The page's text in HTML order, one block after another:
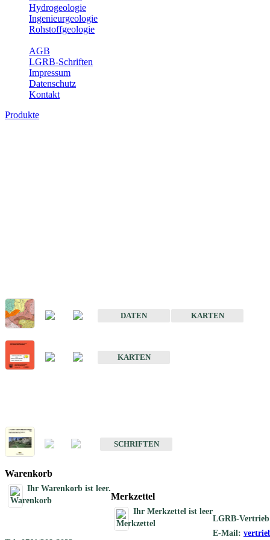
Hydrogeologie
Ingenieurgeologie
Rohstoffgeologie
AGB
LGRB-Schriften
Impressum
Datenschutz
Kontakt
Produkte
DATEN
KARTEN
KARTEN
SCHRIFTEN
Warenkorb
Ihr Warenkorb ist leer.
Merkzettel
Ihr Merkzettel ist leer
LGRB-Vertrieb
E-Mail: